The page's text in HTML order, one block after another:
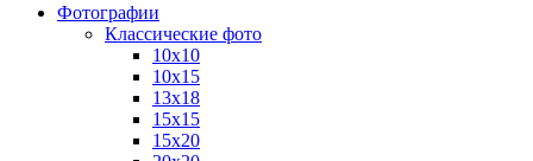
Фотографии
Классические фото
10х10
10х15
13х18
15х15
15х20